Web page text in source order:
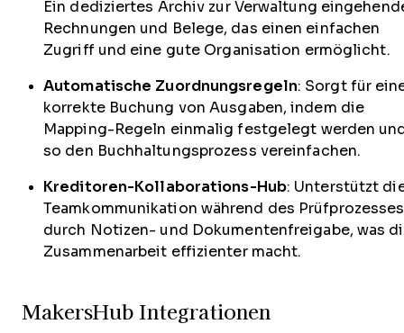
Ein dediziertes Archiv zur Verwaltung
Rechnungen und Belege, das einen einfachen
Zugriff und eine gute Organisation ermöglicht.
Automatische Zuordnungsregeln: Sorgt für
korrekte Buchung von Ausgaben, indem die
Mapping-Regeln einmalig festgelegt werden
so den Buchhaltungsprozess vereinfachen.
Kreditoren-Kollaborations-Hub: Unterstützt
Teamkommunikation während des Prüfprozesses
durch Notizen- und Dokumentenfreigabe, was
Zusammenarbeit effizienter macht.
MakersHub Integrationen